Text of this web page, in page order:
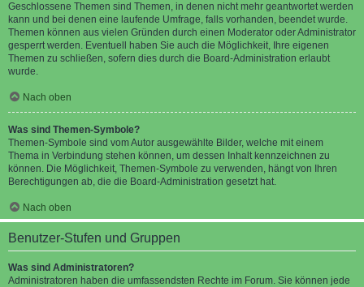
Geschlossene Themen sind Themen, in denen nicht mehr geantwortet werden
kann und bei denen eine laufende Umfrage, falls vorhanden, beendet wurde.
Themen können aus vielen Gründen durch einen Moderator oder Administrator
gesperrt werden. Eventuell haben Sie auch die Möglichkeit, Ihre eigenen
Themen zu schließen, sofern dies durch die Board-Administration erlaubt
wurde.
Nach oben
Was sind Themen-Symbole?
Themen-Symbole sind vom Autor ausgewählte Bilder, welche mit einem
Thema in Verbindung stehen können, um dessen Inhalt kennzeichnen zu
können. Die Möglichkeit, Themen-Symbole zu verwenden, hängt von Ihren
Berechtigungen ab, die die Board-Administration gesetzt hat.
Nach oben
Benutzer-Stufen und Gruppen
Was sind Administratoren?
Administratoren haben die umfassendsten Rechte im Forum. Sie können jede